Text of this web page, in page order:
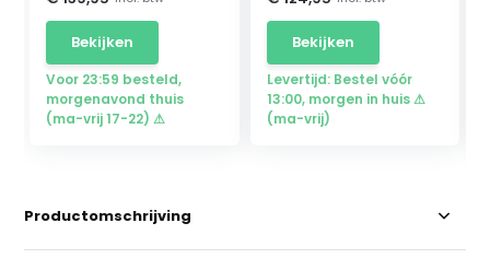
Bekijken
Voor 23:59 besteld,
morgenavond thuis
(ma-vrij 17-22) ⚠
Bekijken
Levertijd: Bestel vóór
13:00, morgen in huis ⚠
(ma-vrij)
Productomschrijving